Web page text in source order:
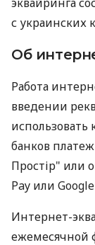
с украинских
Об
Работа
введении
банков
Простір" или
Pay или Google
Интернет-
ежемесячной